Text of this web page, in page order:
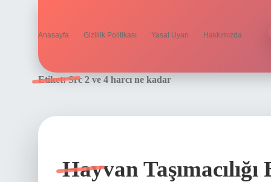
Anasayfa Gizlilik Politikası Yasal Uyarı Hakkımızda
Etiket:Src 2 ve 4 harcı ne kadar
Hayvan